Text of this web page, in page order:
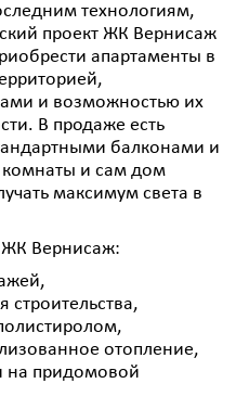
технологиям,
проект ЖК Вернисаж
апартаменты в
и возможностью их
В продаже есть
балконами и
и сам дом
максимум света в
ЖК Вернисаж:
строительства,
отопление,
на придомовой